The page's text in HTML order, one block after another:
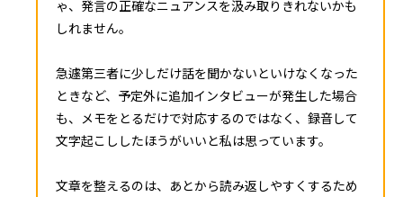
ゃ、発言の正確なニュアンスを汲み取りきれないかも
しれません。
急遽第三者に少しだけ話を聞かないといけなくなった
ときなど、予定外に追加インタビューが発生した場合
も、メモをとるだけで対応するのではなく、録音して
文字起こししたほうがいいと私は思っています。
文章を整えるのは、あとから読み返しやすくするため